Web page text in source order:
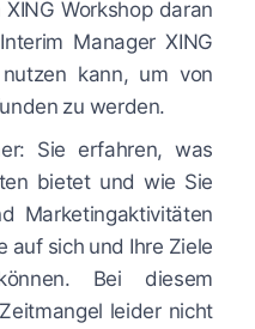
Workshop daran
Manager XING
kann, um von
zu werden.
Sie erfahren, was
bietet und wie Sie
Marketingaktivitäten
auf sich und Ihre Ziele
Bei diesem
leider nicht